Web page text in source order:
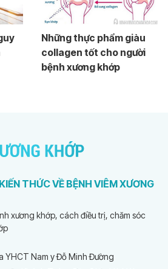
Những thực phẩm giàu
collagen tốt cho người
bệnh xương khớp
THỨC VỀ BỆNH VIÊM XƯƠNG
xương khớp, cách điều trị, chăm sóc
YHCT Nam y Đỗ Minh Đường